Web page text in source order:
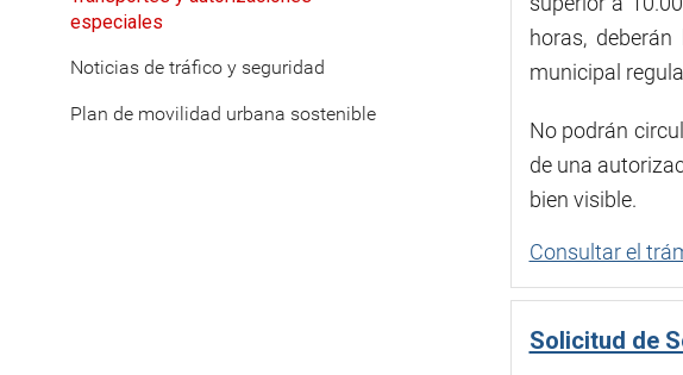
horas,
municipal
No podrán
de una
bien visible.
Consultar el
Solicitud de
especiales
Noticias de tráfico y seguridad
Plan de movilidad urbana sostenible